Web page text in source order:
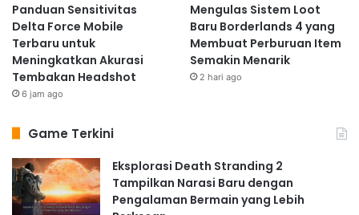
Panduan Sensitivitas
Delta Force Mobile
Terbaru untuk
Meningkatkan Akurasi
Tembakan Headshot
6 jam ago
Mengulas Sistem Loot
Baru Borderlands 4 yang
Membuat Perburuan Item
Semakin Menarik
2 hari ago
Game Terkini
Eksplorasi Death Stranding 2
Tampilkan Narasi Baru dengan
Pengalaman Bermain yang Lebih